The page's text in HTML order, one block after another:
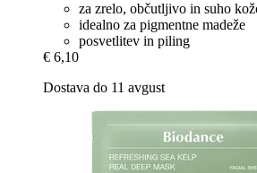
za zrelo, občutljivo in suho
idealno za pigmentne madeže
posvetlitev in piling
€ 6,10
Dostava do 11 avgust